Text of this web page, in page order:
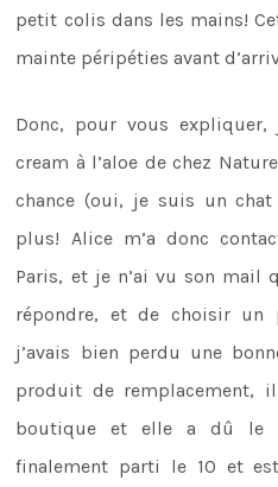
petit colis dans les mains!
mainte péripéties avant
Donc, pour vous expliquer,
cream à l’aloe de chez
chance (oui, je suis un
plus! Alice m’a donc
Paris, et je n’ai vu son mail
répondre, et de choisir un
j’avais bien perdu une
produit de remplacement,
boutique et elle a dû le
finalement parti le 10 et